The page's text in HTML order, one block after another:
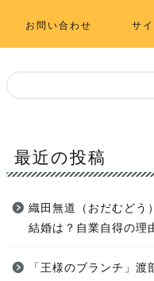
お問い合わせ サ
最近の投稿
織田無道（おだむどう
結婚は？自業自得の理
「王様のブランチ」渡